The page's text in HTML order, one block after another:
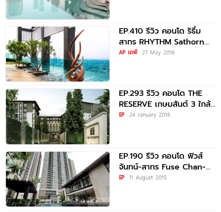
EP.410 รีวิว คอนโด ริธึ่ม
สาทร RHYTHM Sathorn
คอนโดพร้อมอยู่ วิวแม่น้ำ
AP เอพี 27 May 2016
EP.293 รีวิว คอนโด THE
RESERVE เกษมสันต์ 3 ใกล้
BTS สนามกีฬาแห่งชาติ
EP 24 January 2016
EP.190 รีวิว คอนโด ฟิวส์
จันทน์-สาทร Fuse Chan-
Sathorn
EP 11 August 2015